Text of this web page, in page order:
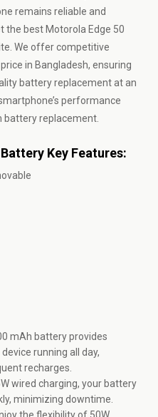
remains reliable and
the best Motorola Edge 50
We offer competitive
in Bangladesh, ensuring
battery replacement at an
performance
battery replacement.
Key Features:
mAh battery provides
running all day,
recharges.
wired charging, your battery
minimizing downtime.
the flexibility of 50W